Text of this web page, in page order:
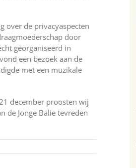
over de privacyaspecten
door
georganiseerd in
een bezoek aan de
met een muzikale
december proosten wij
de Jonge Balie tevreden